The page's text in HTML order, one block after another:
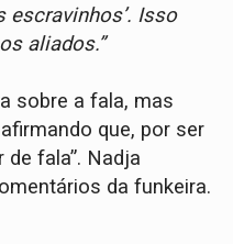
escravinhos’. Isso
aliados.”
sobre a fala, mas
que, por ser
de fala”. Nadja
da funkeira.